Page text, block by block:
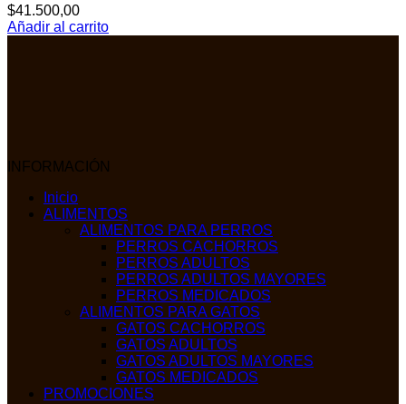
$41.500,00
Añadir al carrito
INFORMACIÓN
Inicio
ALIMENTOS
ALIMENTOS PARA PERROS
PERROS CACHORROS
PERROS ADULTOS
PERROS ADULTOS MAYORES
PERROS MEDICADOS
ALIMENTOS PARA GATOS
GATOS CACHORROS
GATOS ADULTOS
GATOS ADULTOS MAYORES
GATOS MEDICADOS
PROMOCIONES